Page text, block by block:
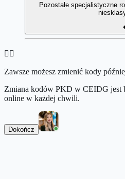
Pozostałe specjalistyczne
👉🏻
Zawsze możesz zmienić kody
Zmiana kodów PKD w CEIDG jest
online w każdej chwili.
Dokończ